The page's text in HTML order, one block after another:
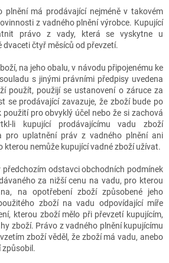
plnění má prodávající nejméně v takovém
z vadného plnění výrobce. Kupující
právo z vady, která se vyskytne u
dvaceti čtyř měsíců od převzetí.
na jeho obalu, v návodu připojenému ke
s jinými právními předpisy uvedena
použít, použijí se ustanovení o záruce za
se prodávající zavazuje, že zboží bude po
pro obvyklý účel nebo že si zachová
li kupující prodávajícímu vadu zboží
pro uplatnění práv z vadného plnění ani
kterou nemůže kupující vadné zboží užívat.
předchozím odstavci obchodních podmínek
za nižší cenu na vadu, pro kterou
na opotřebení zboží způsobené jeho
zboží na vadu odpovídající míře
kterou zboží mělo při převzetí kupujícím,
zboží. Právo z vadného plnění kupujícímu
zboží věděl, že zboží má vadu, anebo
způsobil.